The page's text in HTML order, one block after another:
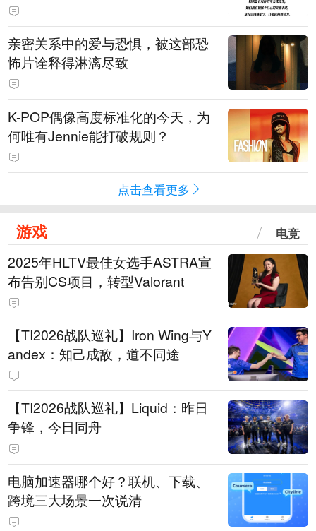
亲密关系中的爱与恐惧，被这部恐
怖片诠释得淋漓尽致
K-POP偶像高度标准化的今天，为
何唯有Jennie能打破规则？
点击查看更多
游戏 电竞
2025年HLTV最佳女选手ASTRA宣
布告别CS项目，转型Valorant
【TI2026战队巡礼】Iron Wing与Y
andex：知己成敌，道不同途
【TI2026战队巡礼】Liquid：昨日
争锋，今日同舟
电脑加速器哪个好？联机、下载、
跨境三大场景一次说清